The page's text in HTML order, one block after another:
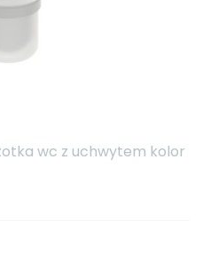
wc z uchwytem kolor